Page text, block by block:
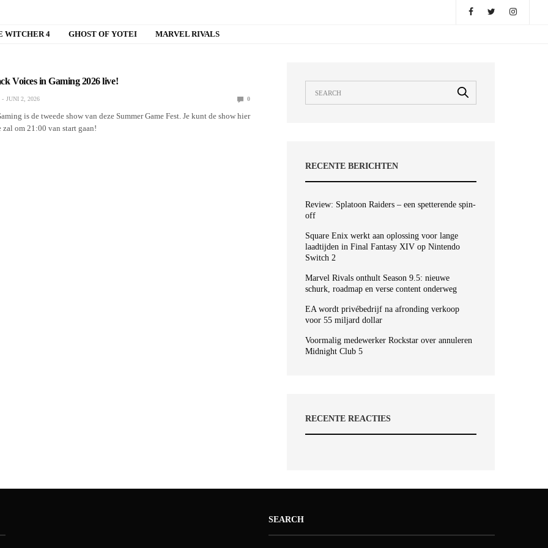
WITCHER 4 GHOST OF YOTEI MARVEL RIVALS
Voices in Gaming 2026 live!
JUNI 2, 2026 0
is de tweede show van deze Summer Game Fest. Je kunt de show hier
om 21:00 van start gaan!
RECENTE BERICHTEN
Review: Splatoon Raiders – een spetterende spin-
off
Square Enix werkt aan oplossing voor lange
laadtijden in Final Fantasy XIV op Nintendo
Switch 2
Marvel Rivals onthult Season 9.5: nieuwe
schurk, roadmap en verse content onderweg
EA wordt privébedrijf na afronding verkoop
voor 55 miljard dollar
Voormalig medewerker Rockstar over annuleren
Midnight Club 5
RECENTE REACTIES
SEARCH